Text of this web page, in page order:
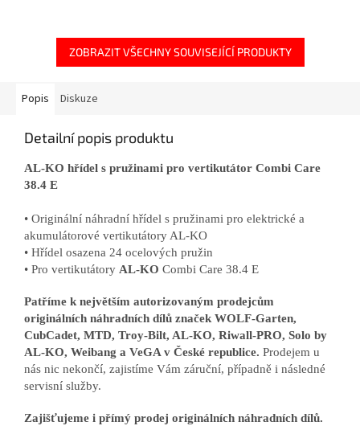
ZOBRAZIT VŠECHNY SOUVISEJÍCÍ PRODUKTY
Popis Diskuze
Detailní popis produktu
AL-KO hřídel s pružinami pro vertikutátor Combi Care
38.4 E
• Originální náhradní hřídel s pružinami pro elektrické a
akumulátorové vertikutátory AL-KO
• Hřídel osazena 24 ocelových pružin
• Pro vertikutátory AL-KO Combi Care 38.4 E
Patříme k největším autorizovaným prodejcům
originálních náhradních dílů značek WOLF-Garten,
CubCadet, MTD, Troy-Bilt, AL-KO, Riwall-PRO, Solo by
AL-KO, Weibang a VeGA v České republice. Prodejem u
nás nic nekončí, zajistíme Vám záruční, případně i následné
servisní služby.
Zajišťujeme i přímý prodej originálních náhradních dílů.